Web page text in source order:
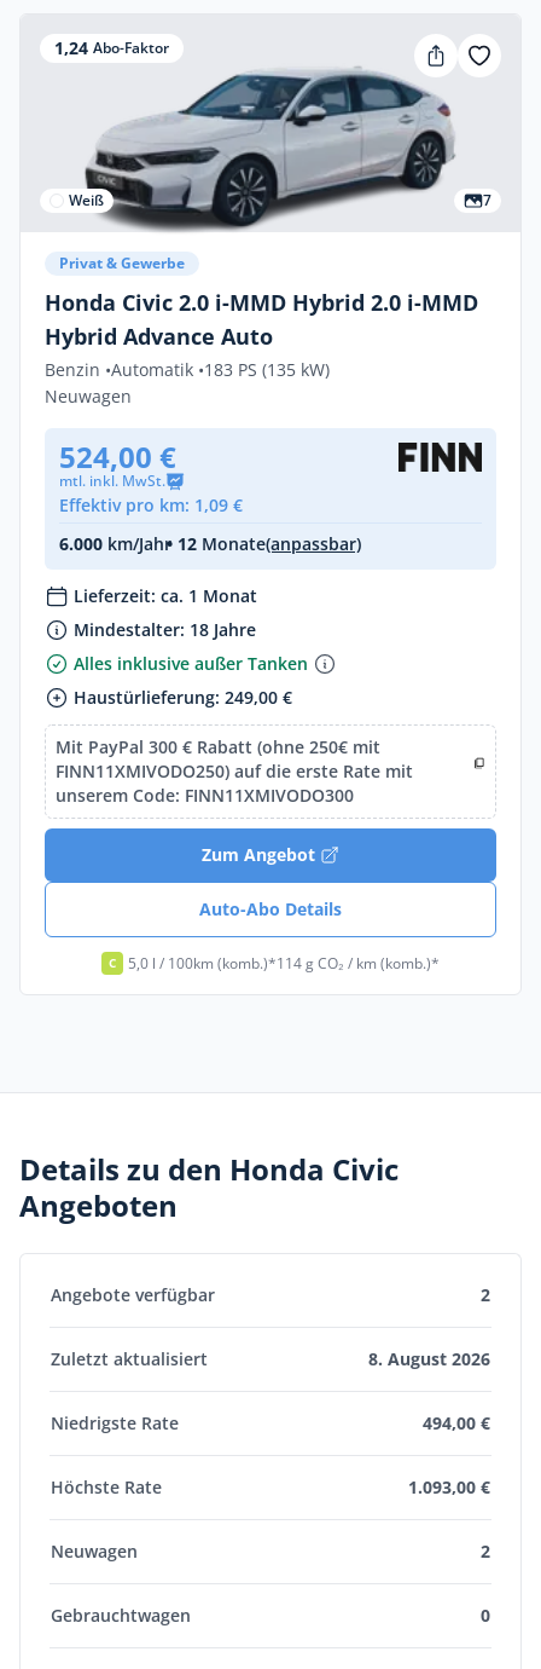
1,24 Abo-Faktor
Weiß 7
Privat & Gewerbe
Honda Civic 2.0 i-MMD Hybrid 2.0 i-MMD
Hybrid Advance Auto
Benzin •Automatik •183 PS (135 kW)
Neuwagen
524,00 €
mtl. inkl. MwSt.
Effektiv pro km: 1,09 €
6.000 km/Jahr• 12 Monate(anpassbar)
Lieferzeit: ca. 1 Monat
Mindestalter: 18 Jahre
Alles inklusive außer Tanken
Haustürlieferung: 249,00 €
Mit PayPal 300 € Rabatt (ohne 250€ mit
FINN11XMIVODO250) auf die erste Rate mit
unserem Code: FINN11XMIVODO300
Zum Angebot
Auto-Abo Details
C 5,0 l / 100km (komb.)*114 g CO₂ / km (komb.)*
Details zu den Honda Civic
Angeboten
Angebote verfügbar 2
Zuletzt aktualisiert 8. August 2026
Niedrigste Rate 494,00 €
Höchste Rate 1.093,00 €
Neuwagen 2
Gebrauchtwagen 0